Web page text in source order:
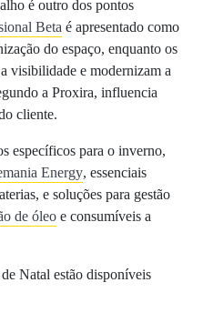
é outro dos pontos
Beta é apresentado como
do espaço, enquanto os
visibilidade e modernizam a
a Proxira, influencia
cliente.
específicos para o inverno,
Energy, essenciais
e soluções para gestão
de óleo e consumíveis a
Natal estão disponíveis